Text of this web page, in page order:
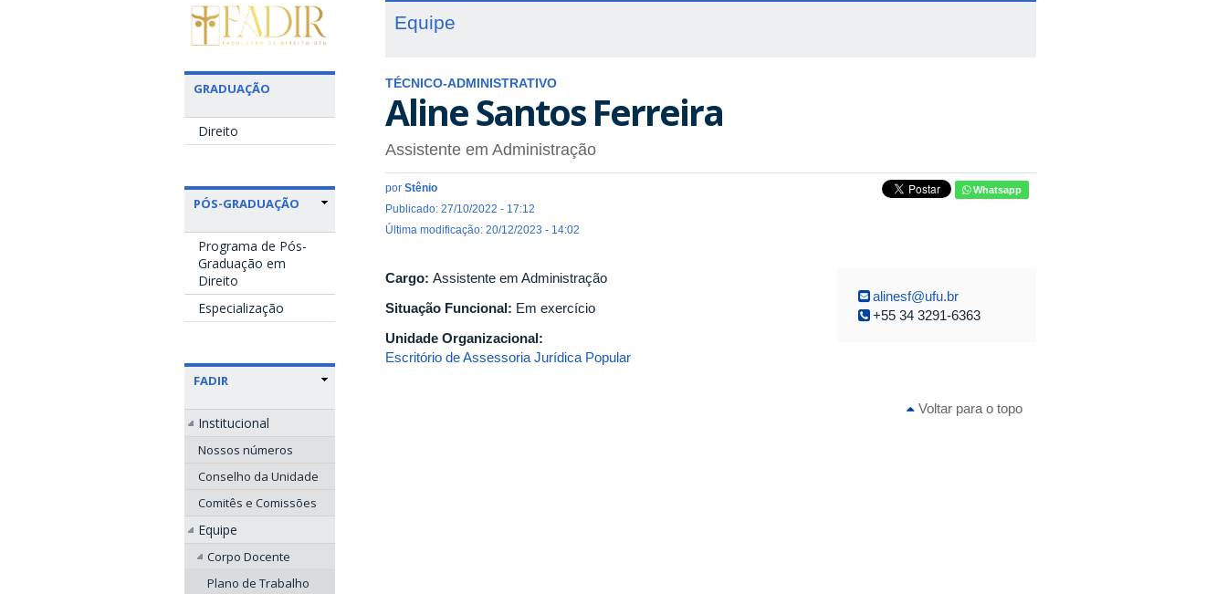
GRADUAÇÃO
Direito
PÓS-GRADUAÇÃO
Programa de Pós-
Graduação em
Direito
Especialização
FADIR
Institucional
Nossos números
Conselho da Unidade
Comitês e Comissões
Equipe
Corpo Docente
Plano de Trabalho
Equipe
TÉCNICO-ADMINISTRATIVO
Aline Santos Ferreira
Assistente em Administração
por Stênio
Publicado: 27/10/2022 - 17:12
Última modificação: 20/12/2023 - 14:02
Whatsapp
Cargo: Assistente em Administração
Situação Funcional: Em exercício
Unidade Organizacional:
Escritório de Assessoria Jurídica Popular
alinesf@ufu.br
+55 34 3291-6363
Voltar para o topo